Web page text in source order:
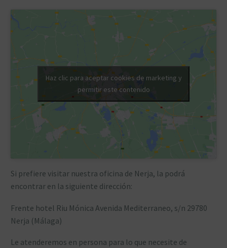
Haz clic para aceptar cookies de marketing y
permitir este contenido
Si prefiere visitar nuestra oficina de Nerja, la podrá
encontrar en la siguiente dirección:
Frente hotel Riu Mónica Avenida Mediterraneo, s/n 29780
Nerja (Málaga)
Le atenderemos en persona para lo que necesite de